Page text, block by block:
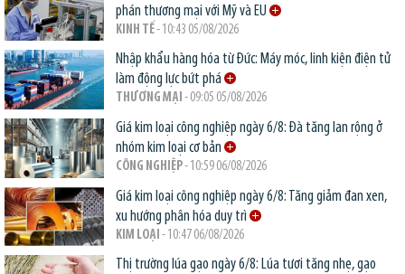
phán thương mại với Mỹ và EU
KINH TẾ- 10:43 05/08/2026
Nhập khẩu hàng hóa từ Đức: Máy móc, linh kiện điện tử
làm động lực bứt phá
THƯƠNG MẠI - 09:05 05/08/2026
Giá kim loại công nghiệp ngày 6/8: Đà tăng lan rộng ở
nhóm kim loại cơ bản
CÔNG NGHIỆP- 10:59 06/08/2026
Giá kim loại công nghiệp ngày 6/8: Tăng giảm đan xen,
xu hướng phân hóa duy trì
KIM LOẠI - 10:47 06/08/2026
Thị trường lúa gạo ngày 6/8: Lúa tươi tăng nhẹ, gạo